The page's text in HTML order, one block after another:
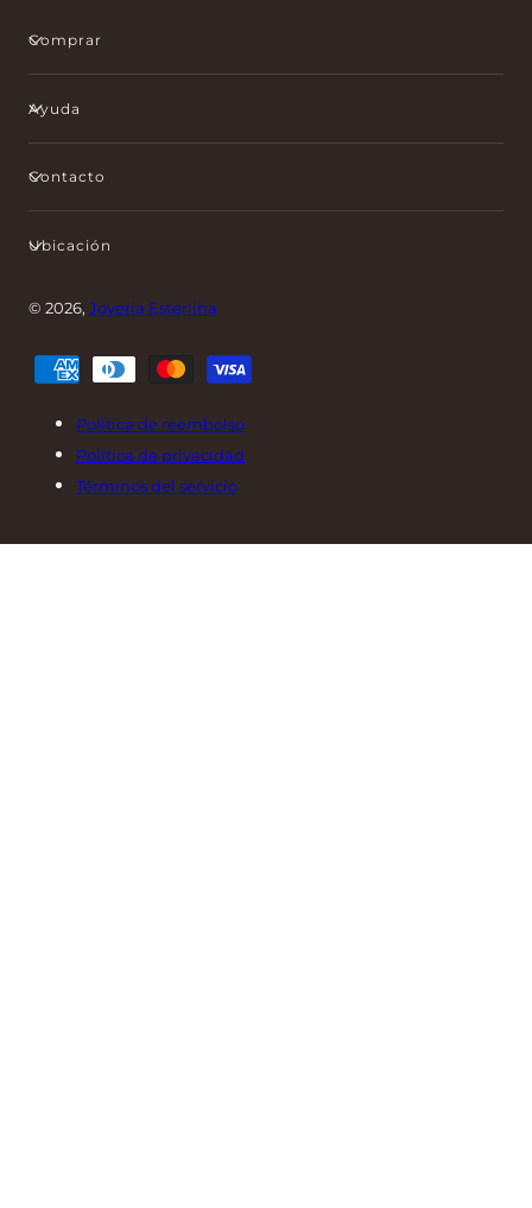
Comprar
Ayuda
Contacto
Ubicación
© 2026, Joyería Esterlina
Métodos
de
Política de reembolso
Política de privacidad
Términos del servicio